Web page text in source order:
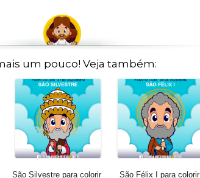
um pouco! Veja também:
São Silvestre para colorir São Félix I para colorir